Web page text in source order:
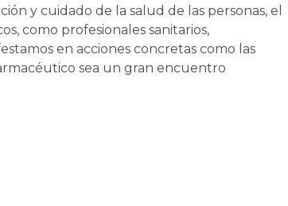
y cuidado de la salud de las personas, el
como profesionales sanitarios,
en acciones concretas como las
sea un gran encuentro